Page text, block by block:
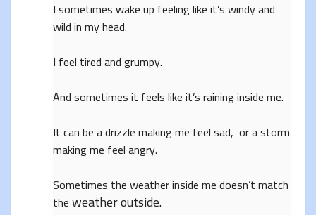
I sometimes wake up feeling like it’s windy and
wild in my head.
I feel tired and grumpy.
And sometimes it feels like it’s raining inside me.
It can be a drizzle making me feel sad, or a storm
making me feel angry.
Sometimes the weather inside me doesn’t match
theweather outside.